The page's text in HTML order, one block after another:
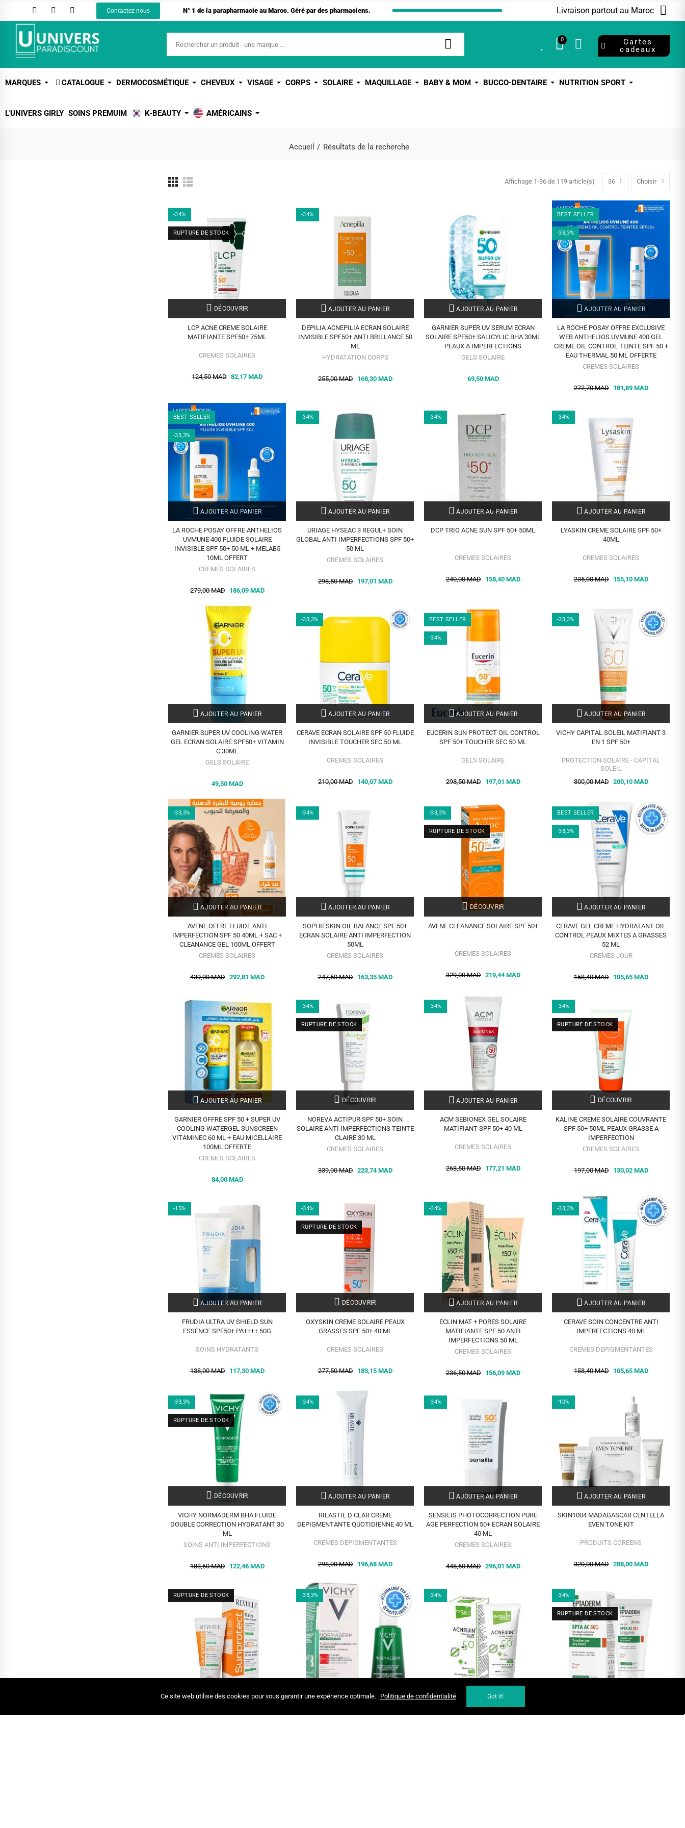
Contactez nous N° 1 de la parapharmacie au Maroc. Géré par des pharmaciens. Livraison partout au Maroc
0
Cartes
cadeaux
MARQUES CATALOGUE DERMOCOSMÉTIQUE CHEVEUX VISAGE CORPS SOLAIRE MAQUILLAGE BABY & MOM BUCCO-DENTAIRE NUTRITION SPORT
L'UNIVERS GIRLY SOINS PREMUIM K-BEAUTY AMÉRICAINS
Accueil Résultats de la recherche
Affichage 1-36 de 119 article(s) 36 Choisir
-34%
RUPTURE DE STOCK
DÉCOUVRIR
LCP ACNE CREME SOLAIRE
MATIFIANTE SPF50+ 75ML
CREMES SOLAIRES
124,50 MAD 82,17 MAD
-34%
AJOUTER AU PANIER
DEPILIA ACNEPILIA ECRAN SOLAIRE
INVISIBLE SPF50+ ANTI BRILLANCE 50
ML
HYDRATATION CORPS
255,00 MAD 168,30 MAD
AJOUTER AU PANIER
GARNIER SUPER UV SERUM ECRAN
SOLAIRE SPF50+ SALICYLIC BHA 30ML
PEAUX A IMPERFECTIONS
GELS SOLAIRE
69,50 MAD
BEST SELLER
-33,3%
AJOUTER AU PANIER
LA ROCHE POSAY OFFRE EXCLUSIVE
WEB ANTHELIOS UVMUNE 400 GEL
CREME OIL CONTROL TEINTE SPF 50 +
EAU THERMAL 50 ML OFFERTE
CREMES SOLAIRES
272,70 MAD 181,89 MAD
BEST SELLER
-33,3%
AJOUTER AU PANIER
LA ROCHE POSAY OFFRE ANTHELIOS
UVMUNE 400 FLUIDE SOLAIRE
INVISIBLE SPF 50+ 50 ML + MELAB5
10ML OFFERT
CREMES SOLAIRES
279,00 MAD 186,09 MAD
-34%
AJOUTER AU PANIER
URIAGE HYSEAC 3 REGUL+ SOIN
GLOBAL ANTI IMPERFECTIONS SPF 50+
50 ML
CREMES SOLAIRES
298,50 MAD 197,01 MAD
-34%
AJOUTER AU PANIER
DCP TRIO ACNE SUN SPF 50+ 50ML
CREMES SOLAIRES
240,00 MAD 158,40 MAD
-34%
AJOUTER AU PANIER
LYASKIN CREME SOLAIRE SPF 50+
40ML
CREMES SOLAIRES
235,00 MAD 155,10 MAD
AJOUTER AU PANIER
GARNIER SUPER UV COOLING WATER
GEL ECRAN SOLAIRE SPF50+ VITAMIN
C 30ML
GELS SOLAIRE
49,50 MAD
-33,3%
AJOUTER AU PANIER
CERAVE ECRAN SOLAIRE SPF 50 FLUIDE
INVISIBLE TOUCHER SEC 50 ML
CREMES SOLAIRES
210,00 MAD 140,07 MAD
BEST SELLER
-34%
AJOUTER AU PANIER
EUCERIN SUN PROTECT OIL CONTROL
SPF 50+ TOUCHER SEC 50 ML
GELS SOLAIRE
298,50 MAD 197,01 MAD
-33,3%
AJOUTER AU PANIER
VICHY CAPITAL SOLEIL MATIFIANT 3
EN 1 SPF 50+
PROTECTION SOLAIRE - CAPITAL
SOLEIL
300,00 MAD 200,10 MAD
-33,3%
AJOUTER AU PANIER
AVENE OFFRE FLUIDE ANTI
IMPERFECTION SPF 50 40ML + SAC +
CLEANANCE GEL 100ML OFFERT
CREMES SOLAIRES
439,00 MAD 292,81 MAD
-34%
AJOUTER AU PANIER
SOPHIESKIN OIL BALANCE SPF 50+
ECRAN SOLAIRE ANTI IMPERFECTION
50ML
CREMES SOLAIRES
247,50 MAD 163,35 MAD
-33,3%
RUPTURE DE STOCK
DÉCOUVRIR
AVENE CLEANANCE SOLAIRE SPF 50+
CREMES SOLAIRES
329,00 MAD 219,44 MAD
BEST SELLER
-33,3%
AJOUTER AU PANIER
CERAVE GEL CREME HYDRATANT OIL
CONTROL PEAUX MIXTES A GRASSES
52 ML
CREMES JOUR
158,40 MAD 105,65 MAD
AJOUTER AU PANIER
GARNIER OFFRE SPF 50 + SUPER UV
COOLING WATERGEL SUNSCREEN
VITAMINEC 60 ML + EAU MICELLAIRE
100ML OFFERTE
CREMES SOLAIRES
84,00 MAD
-34%
RUPTURE DE STOCK
DÉCOUVRIR
NOREVA ACTIPUR SPF 50+ SOIN
SOLAIRE ANTI IMPERFECTIONS TEINTE
CLAIRE 30 ML
CREMES SOLAIRES
339,00 MAD 223,74 MAD
-34%
AJOUTER AU PANIER
ACM SEBIONEX GEL SOLAIRE
MATIFIANT SPF 50+ 40 ML
CREMES SOLAIRES
268,50 MAD 177,21 MAD
-34%
RUPTURE DE STOCK
DÉCOUVRIR
KALINE CREME SOLAIRE COUVRANTE
SPF 50+ 50ML PEAUX GRASSE A
IMPERFECTION
CREMES SOLAIRES
197,00 MAD 130,02 MAD
-15%
AJOUTER AU PANIER
FRUDIA ULTRA UV SHIELD SUN
ESSENCE SPF50+ PA++++ 50G
SOINS HYDRATANTS
138,00 MAD 117,30 MAD
-34%
RUPTURE DE STOCK
DÉCOUVRIR
OXYSKIN CREME SOLAIRE PEAUX
GRASSES SPF 50+ 40 ML
CREMES SOLAIRES
277,50 MAD 183,15 MAD
-34%
AJOUTER AU PANIER
ECLIN MAT + PORES SOLAIRE
MATIFIANTE SPF 50 ANTI
IMPERFECTIONS 50 ML
CREMES SOLAIRES
236,50 MAD 156,09 MAD
-33,3%
AJOUTER AU PANIER
CERAVE SOIN CONCENTRE ANTI
IMPERFECTIONS 40 ML
CREMES DEPIGMENTANTES
158,40 MAD 105,65 MAD
-33,3%
RUPTURE DE STOCK
DÉCOUVRIR
VICHY NORMADERM BHA FLUIDE
DOUBLE CORRECTION HYDRATANT 30
ML
SOINS ANTI IMPERFECTIONS
183,60 MAD 122,46 MAD
-34%
AJOUTER AU PANIER
RILASTIL D CLAR CREME
DEPIGMENTANTE QUOTIDIENNE 40 ML
CREMES DEPIGMENTANTES
298,00 MAD 196,68 MAD
-34%
AJOUTER AU PANIER
SENSILIS PHOTOCORRECTION PURE
AGE PERFECTION 50+ ECRAN SOLAIRE
40 ML
CREMES SOLAIRES
448,50 MAD 296,01 MAD
-10%
AJOUTER AU PANIER
SKIN1004 MADAGASCAR CENTELLA
EVEN TONE KIT
PRODUITS COREENS
320,00 MAD 288,00 MAD
RUPTURE DE STOCK -33,3% -34%
EVAWIN ACNEWIN ECRAN SOLAIRE SPF
-34%
RUPTURE DE STOCK
Ce site web utilise des cookies pour vous garantir une expérience optimale. Politique de confidentialité Got it!